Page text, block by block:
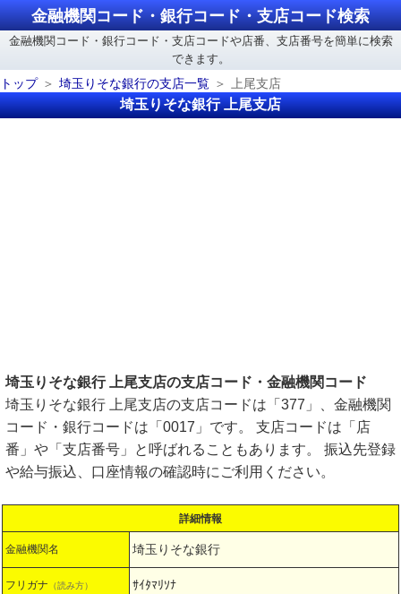
金融機関コード・銀行コード・支店コード検索
金融機関コード・銀行コード・支店コードや店番、支店番号を簡単に検索
できます。
トップ
埼玉りそな銀行の支店一覧 上尾支店
埼玉りそな銀行 上尾支店
埼玉りそな銀行 上尾支店の支店コード・金融機関コード
埼玉りそな銀行 上尾支店の支店コードは「377」、金融機関
コード・銀行コードは「0017」です。 支店コードは「店
番」や「支店番号」と呼ばれることもあります。 振込先登録
や給与振込、口座情報の確認時にご利用ください。
詳細情報
金融機関名 埼玉りそな銀行
フリガナ （読み方） ｻｲﾀﾏﾘｿﾅ